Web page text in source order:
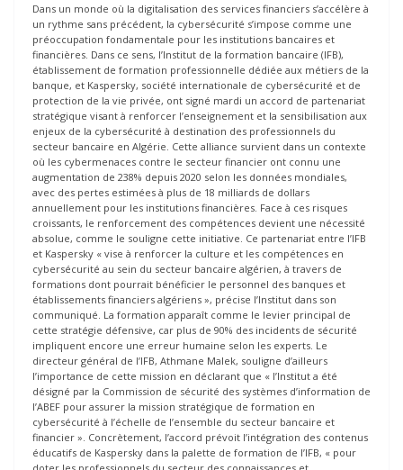
Dans un monde où la digitalisation des services financiers s’accélère à
un rythme sans précédent, la cybersécurité s’impose comme une
préoccupation fondamentale pour les institutions bancaires et
financières. Dans ce sens, l’Institut de la formation bancaire (IFB),
établissement de formation professionnelle dédiée aux métiers de la
banque, et Kaspersky, société internationale de cybersécurité et de
protection de la vie privée, ont signé mardi un accord de partenariat
stratégique visant à renforcer l’enseignement et la sensibilisation aux
enjeux de la cybersécurité à destination des professionnels du
secteur bancaire en Algérie. Cette alliance survient dans un contexte
où les cybermenaces contre le secteur financier ont connu une
augmentation de 238% depuis 2020 selon les données mondiales,
avec des pertes estimées à plus de 18 milliards de dollars
annuellement pour les institutions financières. Face à ces risques
croissants, le renforcement des compétences devient une nécessité
absolue, comme le souligne cette initiative. Ce partenariat entre l’IFB
et Kaspersky « vise à renforcer la culture et les compétences en
cybersécurité au sein du secteur bancaire algérien, à travers de
formations dont pourrait bénéficier le personnel des banques et
établissements financiers algériens », précise l’Institut dans son
communiqué. La formation apparaît comme le levier principal de
cette stratégie défensive, car plus de 90% des incidents de sécurité
impliquent encore une erreur humaine selon les experts. Le
directeur général de l’IFB, Athmane Malek, souligne d’ailleurs
l’importance de cette mission en déclarant que « l’Institut a été
désigné par la Commission de sécurité des systèmes d’information de
l’ABEF pour assurer la mission stratégique de formation en
cybersécurité à l’échelle de l’ensemble du secteur bancaire et
financier ». Concrètement, l’accord prévoit l’intégration des contenus
éducatifs de Kaspersky dans la palette de formation de l’IFB, « pour